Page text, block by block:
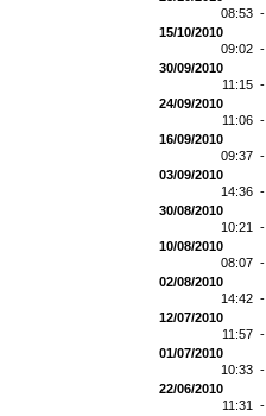
08:53 -
15/10/2010
09:02 -
30/09/2010
11:15 -
24/09/2010
11:06 -
16/09/2010
09:37 -
03/09/2010
14:36 -
30/08/2010
10:21 -
10/08/2010
08:07 -
02/08/2010
14:42 -
12/07/2010
11:57 -
01/07/2010
10:33 -
22/06/2010
11:31 -